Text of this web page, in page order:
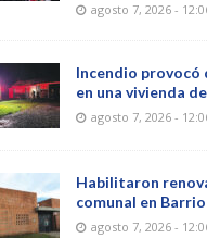
agosto 7, 2026 -
Incendio provocó
en una vivienda
agosto 7, 2026 -
Habilitaron
comunal en
agosto 7, 2026 -